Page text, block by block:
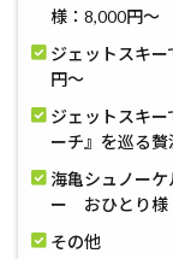
様：8,000円〜
ジェットスキ
円〜
ジェットスキ
ーチ』を巡る
海亀シュノー
ー おひとり様
その他